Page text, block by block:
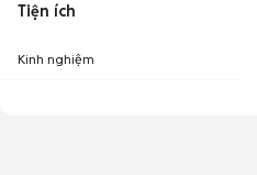
Tiện ích
Kinh nghiệm